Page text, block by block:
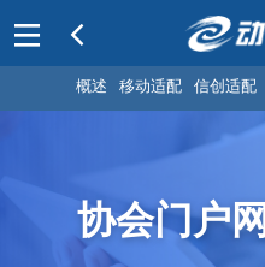
概述 移动适配 信创适配
协会门户